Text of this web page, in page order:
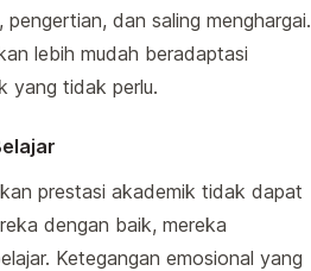
dan saling menghargai.
lebih mudah beradaptasi
yang tidak perlu.
prestasi akademik tidak dapat
dengan baik, mereka
Ketegangan emosional yang